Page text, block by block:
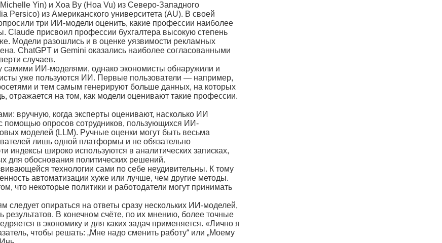
Yin) и Хоа Ву (Hoa Vu) из Северо-Западного
Persico) из Американского университета (AU). В своей
три ИИ-модели оценить, какие профессии наиболее
Claude присвоил профессии бухгалтера высокую степень
Модели разошлись и в оценке уязвимости рекламных
ChatGPT и Gemini оказались наиболее согласованными
случаев.
самими ИИ-моделями, однако экономисты обнаружили и
уже пользуются ИИ. Первые пользователи — например,
и тем самым генерируют больше данных, на которых
на том, как модели оценивают такие профессии.
вручную, когда эксперты оценивают, насколько ИИ
помощью опросов сотрудников, пользующихся ИИ-
моделей (LLM). Ручные оценки могут быть весьма
лишь одной платформы и не обязательно
индексы широко используются в аналитических записках,
для обоснования политических решений.
технологии сами по себе неудивительны. К тому
автоматизации хуже или лучше, чем другие методы.
что некоторые политики и работодатели могут принимать
следует опираться на ответы сразу нескольких ИИ-моделей,
В конечном счёте, по их мнению, более точные
в экономику и для каких задач применяется. «Лично я
чтобы решать: „Мне надо сменить работу“ или „Моему